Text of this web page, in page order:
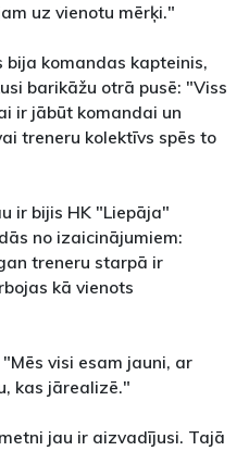
uz vienotu mērķi."
bija komandas kapteinis,
barikāžu otrā pusē: "Viss
ir jābūt komandai un
treneru kolektīvs spēs to
ir bijis HK "Liepāja"
no izaicinājumiem:
treneru starpā ir
kā vienots
visi esam jauni, ar
kas jārealizē."
jau ir aizvadījusi. Tajā